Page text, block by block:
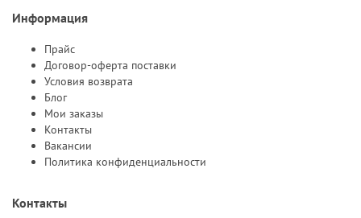
Информация
Прайс
Договор-оферта поставки
Условия возврата
Блог
Мои заказы
Контакты
Вакансии
Политика конфиденциальности
Контакты